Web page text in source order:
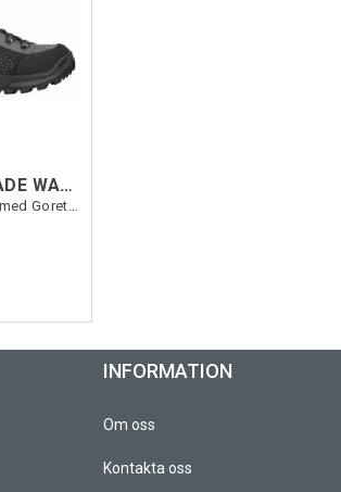
LOWA RENEGADE WARM GTX MID
Varm vinterkänga med Goretex
INFORMATION
Om oss
Kontakta oss